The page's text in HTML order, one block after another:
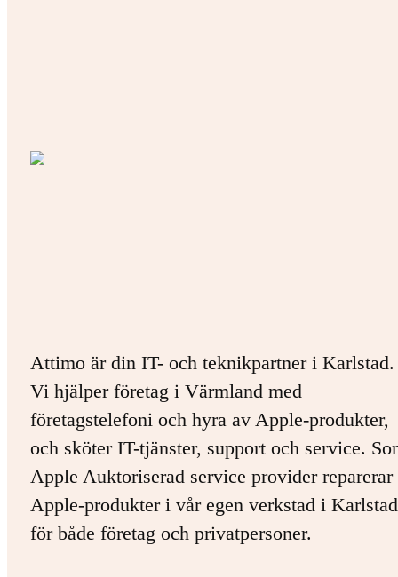
Attimo är din IT- och teknikpartner i Karlstad.
Vi hjälper företag i Värmland med
företagstelefoni och hyra av Apple-produkter,
och sköter IT-tjänster, support och service.
Apple Auktoriserad service provider
Apple-produkter i vår egen verkstad i
för både företag och privatpersoner.